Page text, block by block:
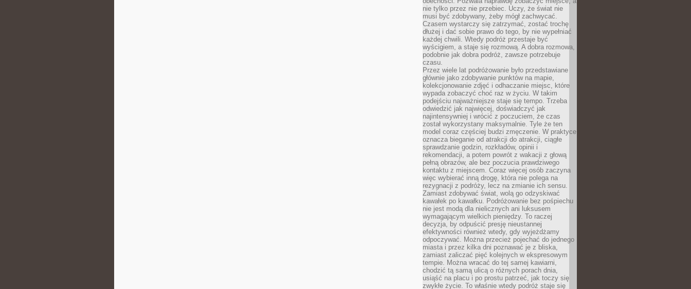
nie tylko przez nie przebiec. Uczy, że świat nie
musi być zdobywany, żeby mógł zachwycać.
Czasem wystarczy się zatrzymać, zostać trochę
dłużej i dać sobie prawo do tego, by nie wypełniać
każdej chwili. Wtedy podróż przestaje być
wyścigiem, a staje się rozmową. A dobra rozmowa,
podobnie jak dobra podróż, zawsze potrzebuje
czasu.
Przez wiele lat podróżowanie było przedstawiane
głównie jako zdobywanie punktów na mapie,
kolekcjonowanie zdjęć i odhaczanie miejsc, które
wypada zobaczyć choć raz w życiu. W takim
podejściu najważniejsze staje się tempo. Trzeba
odwiedzić jak najwięcej, doświadczyć jak
najintensywniej i wrócić z poczuciem, że czas
został wykorzystany maksymalnie. Tyle że ten
model coraz częściej budzi zmęczenie. W praktyce
oznacza bieganie od atrakcji do atrakcji, ciągłe
sprawdzanie godzin, rozkładów, opinii i
rekomendacji, a potem powrót z wakacji z głową
pełną obrazów, ale bez poczucia prawdziwego
kontaktu z miejscem. Coraz więcej osób zaczyna
więc wybierać inną drogę, która nie polega na
rezygnacji z podróży, lecz na zmianie ich sensu.
Zamiast zdobywać świat, wolą go odzyskiwać
kawałek po kawałku. Podróżowanie bez pośpiechu
nie jest modą dla nielicznych ani luksusem
wymagającym wielkich pieniędzy. To raczej
decyzja, by odpuścić presję nieustannej
efektywności również wtedy, gdy wyjeżdżamy
odpoczywać. Można przecież pojechać do jednego
miasta i przez kilka dni poznawać je z bliska,
zamiast zaliczać pięć kolejnych w ekspresowym
tempie. Można wracać do tej samej kawiarni,
chodzić tą samą ulicą o różnych porach dnia,
usiąść na placu i po prostu patrzeć, jak toczy się
zwykłe życie. To właśnie wtedy podróż staje się